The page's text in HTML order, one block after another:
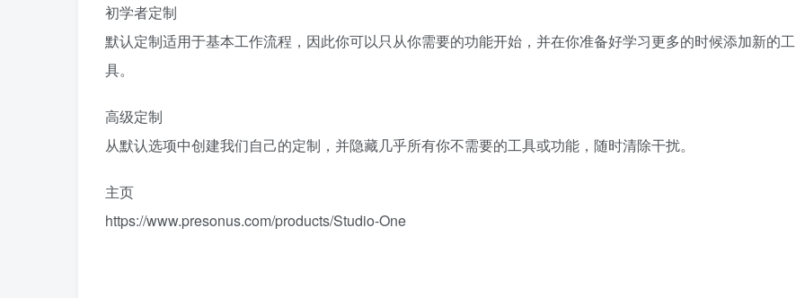
初学者定制
默认定制适用于基本工作流程，因此你可以只从你需要的功能开始，并在你准备好学习更多的时候添加新的工
具。
高级定制
从默认选项中创建我们自己的定制，并隐藏几乎所有你不需要的工具或功能，随时清除干扰。
主页
https://www.presonus.com/products/Studio-One